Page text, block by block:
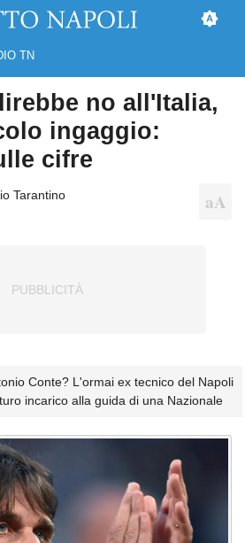
TN
no all'Italia,
ingaggio:
cifre
Tarantino
Conte? L'ormai ex tecnico del Napoli
incarico alla guida di una Nazionale